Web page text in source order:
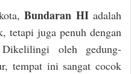
Bundaran HIadalah
tetapi juga penuh dengan
oleh gedung-
tempat ini sangat cocok